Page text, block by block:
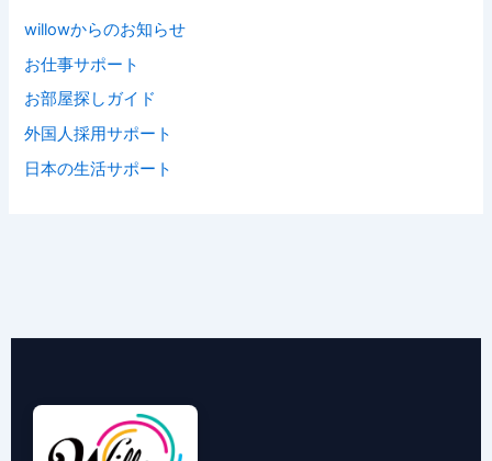
willowからのお知らせ
お仕事サポート
お部屋探しガイド
外国人採用サポート
日本の生活サポート